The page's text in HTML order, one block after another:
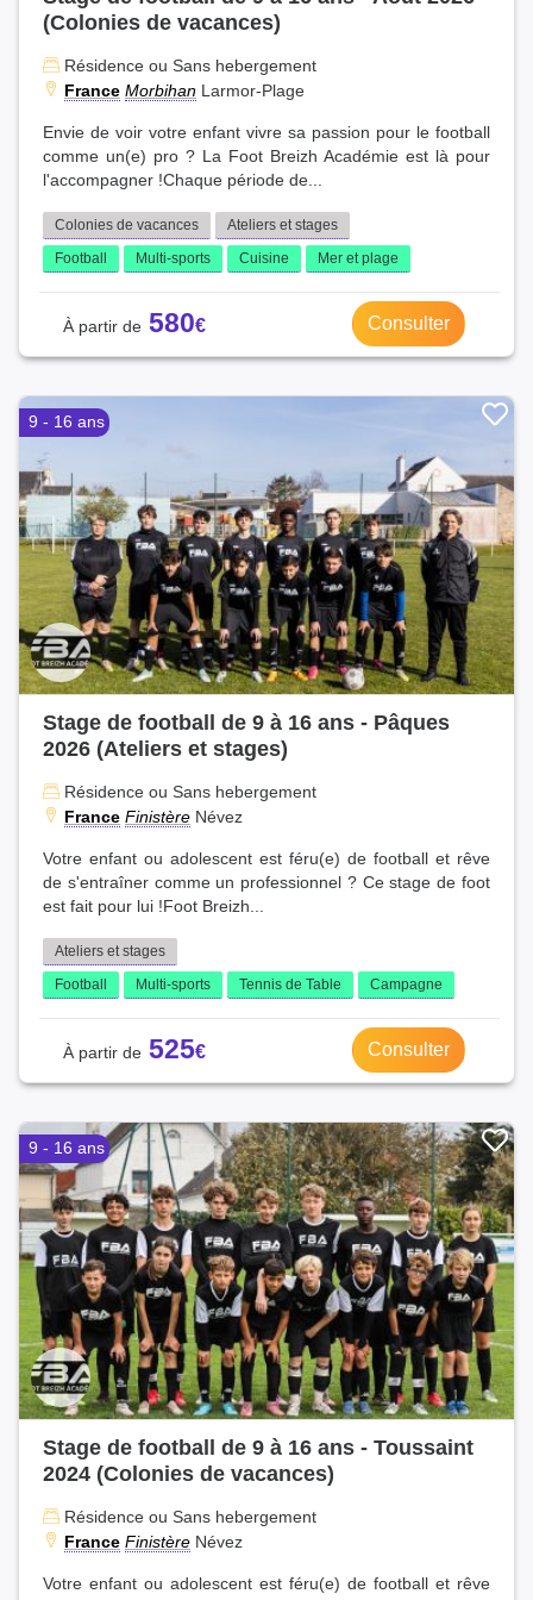
(Colonies de vacances)
Résidence ou Sans hebergement
France Morbihan Larmor-Plage
Envie de voir votre enfant vivre sa passion pour le football
comme un(e) pro ? La Foot Breizh Académie est là pour
l'accompagner !Chaque période de...
Colonies de vacances
Ateliers et stages
Football
Multi-sports Cuisine Mer et plage
580 Consulter
9 - 16 ans
Stage de football de 9 à 16 ans - Pâques
2026 (Ateliers et stages)
Résidence ou Sans hebergement
France Finistère Névez
Votre enfant ou adolescent est féru(e) de football et rêve
de s'entraîner comme un professionnel ? Ce stage de foot
est fait pour lui !Foot Breizh...
Ateliers et stages
Football
Multi-sports Tennis de Table Campagne
525 Consulter
9 - 16 ans
Stage de football de 9 à 16 ans - Toussaint
2024 (Colonies de vacances)
Résidence ou Sans hebergement
France Finistère Névez
Votre enfant ou adolescent est féru(e) de football et rêve